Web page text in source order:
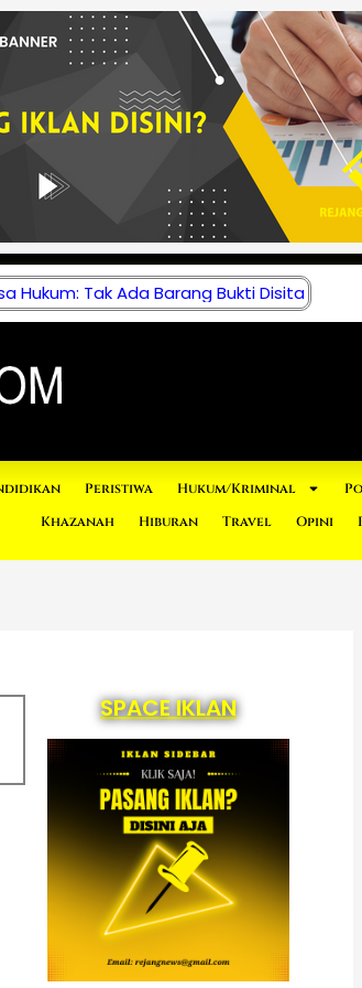
Hukum: Tak Ada Barang Bukti Disita
Peristiwa Hukum/Kriminal
Khazanah
Hiburan Travel Opini
SPACE IKLAN